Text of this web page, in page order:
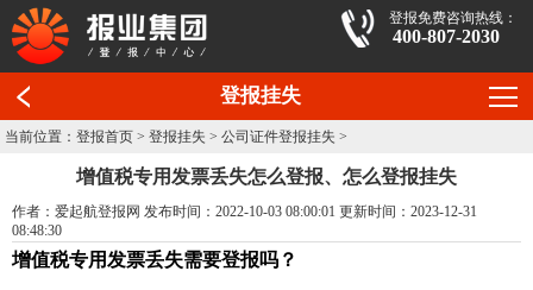
登报免费咨询热线：
400-807-2030
登报挂失
当前位置：登报首页 >登报挂失 >公司证件登报挂失 >
增值税专用发票丢失怎么登报、怎么登报挂失
作者：爱起航登报网 发布时间：2022-10-03 08:00:01 更新时间：2023-12-31
08:48:30
增值税专用发票丢失需要登报吗？